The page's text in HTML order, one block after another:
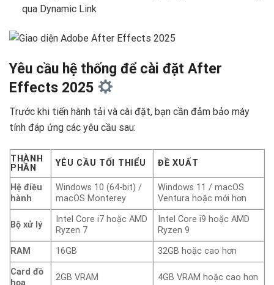
qua Dynamic Link
Yêu cầu hệ thống để cài đặt After
Effects 2025
Trước khi tiến hành tải và cài đặt, bạn cần đảm bảo máy
tính đáp ứng các yêu cầu sau:
THÀNH
PHẦN
YÊU CẦU TỐI THIỂU ĐỀ XUẤT
Hệ điều
hành
Windows 10 (64-bit) /
macOS Monterey
Windows 11 / macOS
Ventura hoặc mới hơn
Bộ xử lý
Intel Core i7 hoặc AMD
Ryzen 7
Intel Core i9 hoặc AMD
Ryzen 9
RAM
16GB
32GB hoặc cao hơn
Card đồ
họa
2GB VRAM 4GB VRAM hoặc cao hơn